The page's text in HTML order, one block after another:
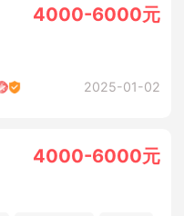
4000-6000元
2025-01-02
4000-6000元